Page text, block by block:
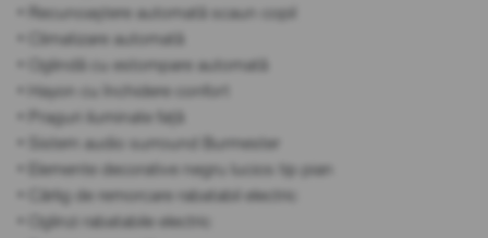
• Recunoaștere automată scaun copil
• Climatizare automată
• Oglindă cu estompare automată
• Hayon cu închidere confort
• Praguri iluminate față
• Sistem audio surround Burmester
• Elemente decorative negru lucios tip pian
• Cârlig de remorcare rabatabil electric
• Oglinzi rabatabile electric